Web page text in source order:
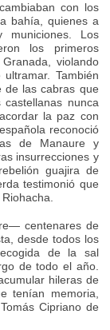
con los
bahía, quienes a
Los
los primeros
violando
También
de las cabras que
nunca
la paz con
reconoció
de Manaure y
insurrecciones y
guajira de
testimonió que
centenares de
desde todos los
de la sal
de todo el año.
hileras de
tenían memoria,
Cipriano de